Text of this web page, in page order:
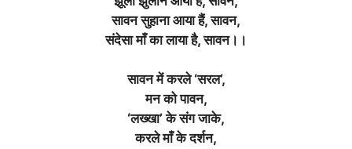
सावन सुहाना आया हैं, सावन,
संदेसा माँ का लाया है, सावन।।
सावन में करले ‘सरल’,
मन को पावन,
‘लख्खा’ के संग जाके,
करले माँ के दर्शन,